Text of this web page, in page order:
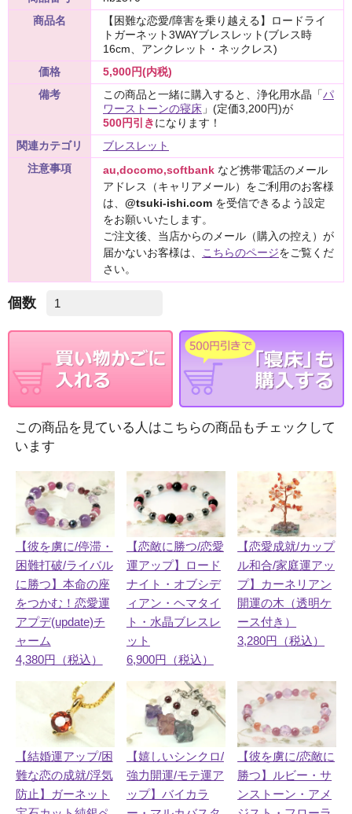
商品名
【困難な恋愛/障害を乗り越える】ロードライ
トガーネット3WAYブレスレット(ブレス時
16cm、アンクレット・ネックレス)
価格
5,900円(内税)
備考
この商品と一緒に購入すると、浄化用水晶「 パ
ワーストーンの寝床 」(定価3,200円)が
500円引き になります！
関連カテゴリ
ブレスレット
注意事項
au,docomo,softbank など携帯電話のメール
アドレス（キャリアメール）をご利用のお客様
は、 @tsuki-ishi.com を受信できるよう設定
をお願いいたします。
ご注文後、当店からのメール（購入の控え）が
届かないお客様は、 こちらのページをご覧くだ
さい。
個数
この商品を見ている人はこちらの商品もチェックして
います
【彼を虜に/停滞・
困難打破/ライバル
に勝つ】本命の座
をつかむ！恋愛運
アプデ(update)チ
ャーム
4,380円（税込）
【恋敵に勝つ/恋愛
運アップ】ロード
ナイト・オブシデ
ィアン・ヘマタイ
ト・水晶ブレスレ
ット
6,900円（税込）
【恋愛成就/カップ
ル和合/家庭運アッ
プ】カーネリアン
開運の木（透明ケ
ース付き）
3,280円（税込）
【結婚運アップ/困
難な恋の成就/浮気
防止】ガーネット
【嬉しいシンクロ/
強力開運/モテ運ア
ップ】バイカラ
【彼を虜に/恋敵に
勝つ】ルビー・サ
ンストーン・アメ